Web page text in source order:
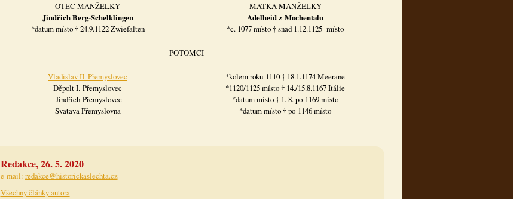
OTEC MANŽELKY
Jindřich Berg-Schelklingen
*datum místo † 24.9.1122 Zwiefalten
MATKA MANŽELKY
Adelheid z Mochentalu
*c. 1077 místo † snad 1.12.1125 místo
POTOMCI
Vladislav II. Přemyslovec
Děpolt I. Přemyslovec
Jindřich Přemyslovec
Svatava Přemyslovna
*kolem roku 1110 † 18.1.1174 Meerane
*1120/1125 místo † 14./15.8.1167 Itálie
*datum místo † 1. 8. po 1169 místo
*datum místo † po 1146 místo
Redakce, 26. 5. 2020
e-mail: redakce@historickaslechta.cz
Všechny články autora